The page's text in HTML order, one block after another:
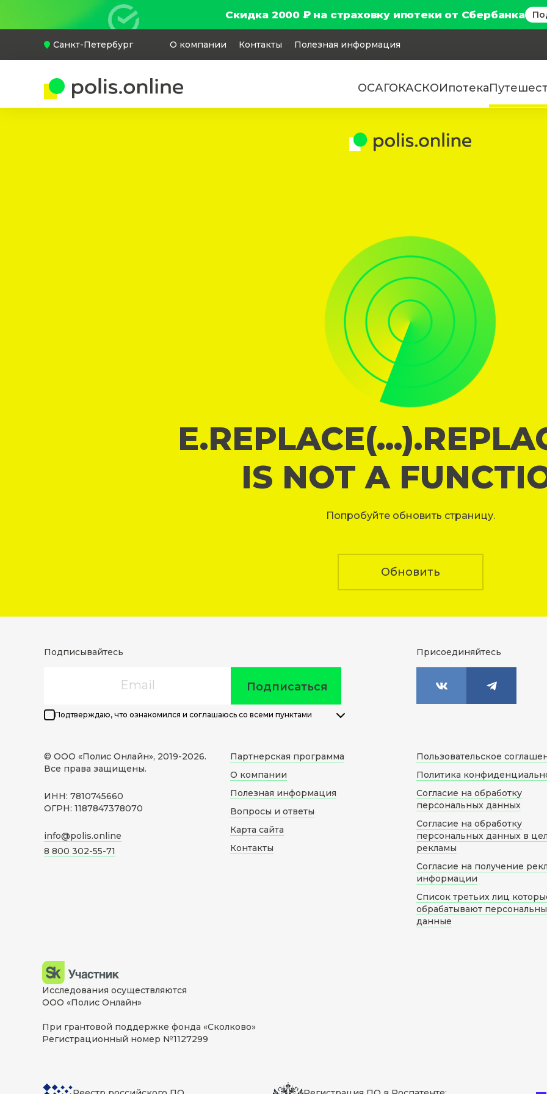
Скидка 2000 ₽ на страховку ипотеки от Сбербанка
Санкт-Петербург О компании Контакты Полезная информация
ОСАГОКАСКОИпотека
IS NOT A
Попробуйте обновить страницу.
Обновить
Подписывайтесь
Подписаться
Подтверждаю, что ознакомился и соглашаюсь со всеми пунктами
Присоединяйтесь
© ООО «Полис Онлайн», 2019-2026.
Все права защищены.
ИНН: 7810745660
ОГРН: 1187847378070
info@polis.online
8 800 302-55-71
Партнерская программа
О компании
Полезная информация
Вопросы и ответы
Карта сайта
Контакты
Пользовательское
Политика
Согласие на обработку
персональных данных
Согласие на обработку
персональных данных в
рекламы
Согласие на получение
информации
Список третьих лиц
обрабатывают
данные
Исследования осуществляются
ООО «Полис Онлайн»
При грантовой поддержке фонда «Сколково»
Регистрационный номер №1127299